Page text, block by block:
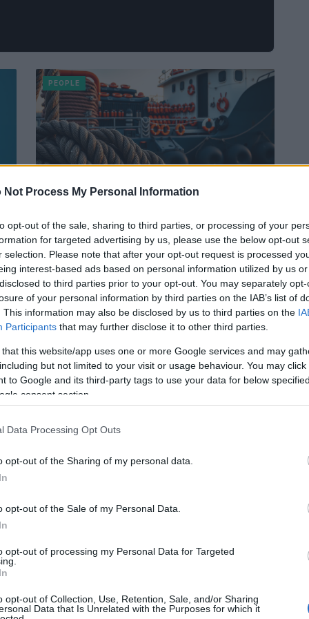
Not Process My Personal Information
opt-out of the sale, sharing to third parties, or processing of your
for targeted advertising by us, please use the below opt-out
selection. Please note that after your opt-out request is processed
interest-based ads based on personal information utilized by us
to third parties prior to your opt-out. You may separately
of your personal information by third parties on the IAB’s list of
This information may also be disclosed by us to third parties on the
Participants that may further disclose it to other third parties.
that this website/app uses one or more Google services and may
but not limited to your visit or usage behaviour. You may
to Google and its third-party tags to use your data for below
consent section.
Data Processing Opt Outs
opt-out of the Sharing of my personal data.
opt-out of the Sale of my Personal Data.
opt-out of processing my Personal Data for Targeted
opt-out of Collection, Use, Retention, Sale, and/or Sharing
Data that Is Unrelated with the Purposes for which it
PEOPLE
SOS Humanity 1 fermata per 60
giorni: quando la normativa
nazionale contrasta il soccorso in
mare
La nave della Justice Fleet è operativa ma non può
uscire dal porto: addestramento continuo,
documentazione e una causa legale che mette…
PEOPLE
Burnout dei CISO e impatto sul
Scopri perché lo stress dei responsabili della
Andrea Conforti · 11 Apr 2026